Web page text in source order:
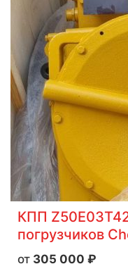
КПП
погрузчиков
305 000 ₽